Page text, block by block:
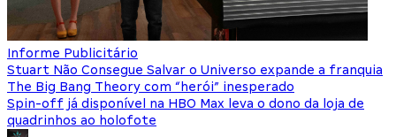
Informe Publicitário
Stuart Não Consegue Salvar o Universo expande a franquia
The Big Bang Theory com “herói” inesperado
Spin-off já disponível na HBO Max leva o dono da loja de
quadrinhos ao holofote